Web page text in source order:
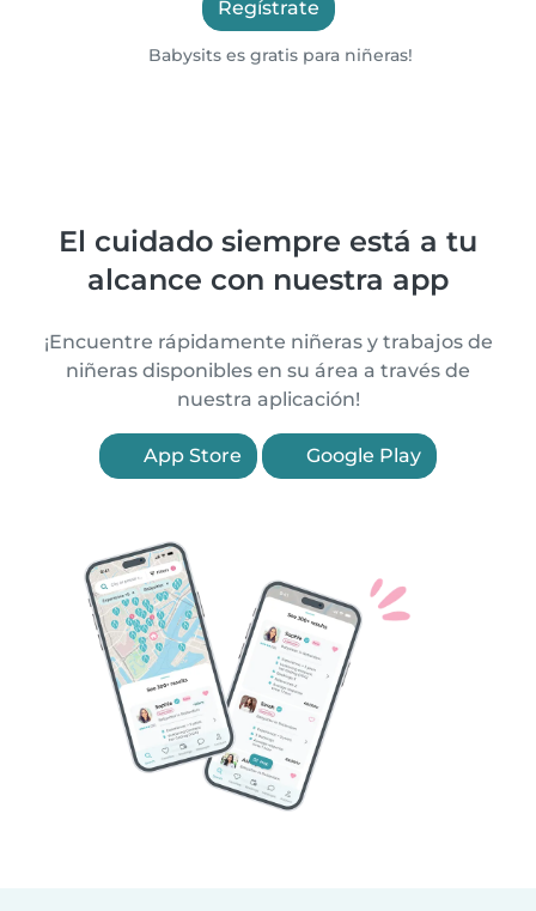
Regístrate
Babysits es gratis para niñeras!
El cuidado siempre está a tu
alcance con nuestra app
¡Encuentre rápidamente niñeras y trabajos de
niñeras disponibles en su área a través de
nuestra aplicación!
App Store Google Play